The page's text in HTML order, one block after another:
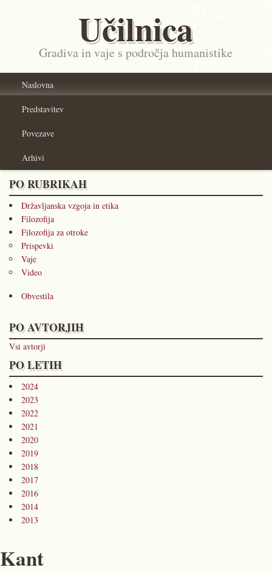
Učilnica
Gradiva in vaje s področja humanistike
Naslovna
Predstavitev
Povezave
Arhivi
PO RUBRIKAH
Državljanska vzgoja in etika
Filozofija
Filozofija za otroke
Prispevki
Vaje
Video
Obvestila
PO AVTORJIH
Vsi avtorji
PO LETIH
2024
2023
2022
2021
2020
2019
2018
2017
2016
2014
2013
Kant